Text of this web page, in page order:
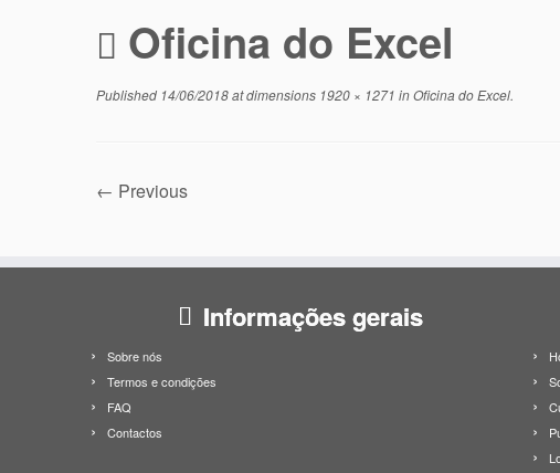
Oficina do Excel
Published 14/06/2018at dimensions 1920 × 1271 inOficina do Excel.
← Previous
Informações gerais
Sobre nós
Termos e condições
FAQ
Contactos